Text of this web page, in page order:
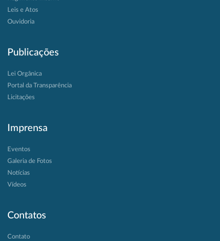
Leis e Atos
Ouvidoria
Publicações
Lei Orgânica
Portal da Transparência
Licitações
Imprensa
Eventos
Galeria de Fotos
Notícias
Vídeos
Contatos
Contato